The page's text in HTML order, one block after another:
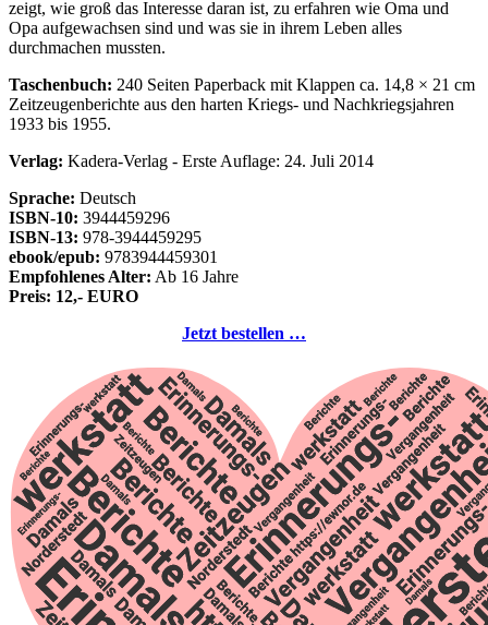
zeigt, wie groß das Interesse daran ist, zu erfahren wie Oma und
Opa aufgewachsen sind und was sie in ihrem Leben alles
durchmachen mussten.
Taschenbuch: 240 Seiten Paperback mit Klappen ca. 14,8 × 21 cm
Zeitzeugenberichte aus den harten Kriegs- und Nachkriegsjahren
1933 bis 1955.
Verlag: Kadera-Verlag - Erste Auflage: 24. Juli 2014
Sprache: Deutsch
ISBN-10: 3944459296
ISBN-13: 978-3944459295
ebook/epub: 9783944459301
Empfohlenes Alter: Ab 16 Jahre
Preis: 12,- EURO
Jetzt bestellen …